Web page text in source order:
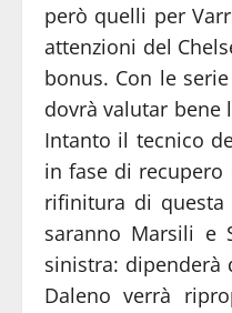
però quelli per
attenzioni del
bonus. Con le
dovrà valutar bene
Intanto il tecnico
in fase di
rifinitura di questa
saranno Marsili e
sinistra: dipenderà
Daleno verrà